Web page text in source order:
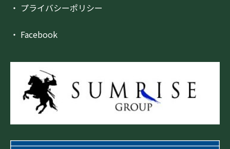
・ プライバシーポリシー
・ Facebook